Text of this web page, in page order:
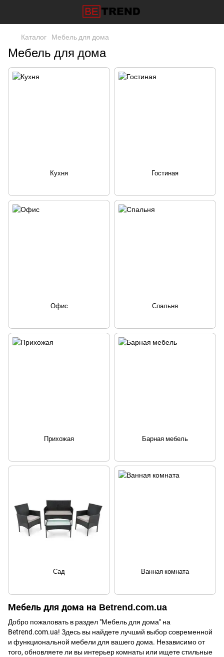
Каталог Мебель для дома
Мебель для дома
Мебель для дома на Betrend.com.ua
Добро пожаловать в раздел "Мебель для дома" на
Betrend.com.ua! Здесь вы найдете лучший выбор современной
и функциональной мебели для вашего дома. Независимо от
того, обновляете ли вы интерьер комнаты или ищете стильные
Кухня Гостиная
Офис Спальня
Прихожая Барная мебель
Сад Ванная комната